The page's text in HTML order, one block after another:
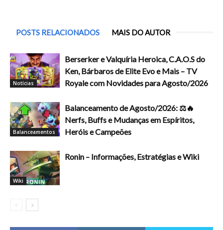
POSTS RELACIONADOS MAIS DO AUTOR
Notícias
Berserker e Valquíria Heroica, C.A.O.S do
Ken, Bárbaros de Elite Evo e Mais – TV
Royale com Novidades para Agosto/2026
Balanceamentos
Balanceamento de Agosto/2026: ⚖️🔥
Nerfs, Buffs e Mudanças em Espíritos,
Heróis e Campeões
Wiki
Ronin – Informações, Estratégias e Wiki